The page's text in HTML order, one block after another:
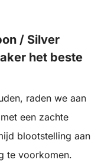
/ Silver
het beste
raden we aan
een zachte
blootstelling aan
te voorkomen.